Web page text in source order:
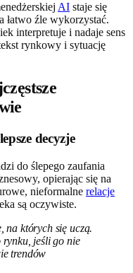
AI staje się
łatwo źle wykorzystać.
interpretuje i nadaje sens
rynkowy i sytuację
decyzje
do ślepego zaufania
opierając się na
nieformalne relacje
są oczywiste.
na których się uczą.
rynku, jeśli go nie
trendów